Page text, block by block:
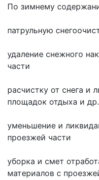
По зимнему
патрульную
удаление снежного
части
расчистку от снега и
площадок отдыха и др.
уменьшение и
проезжей части
уборка и смет
материалов с